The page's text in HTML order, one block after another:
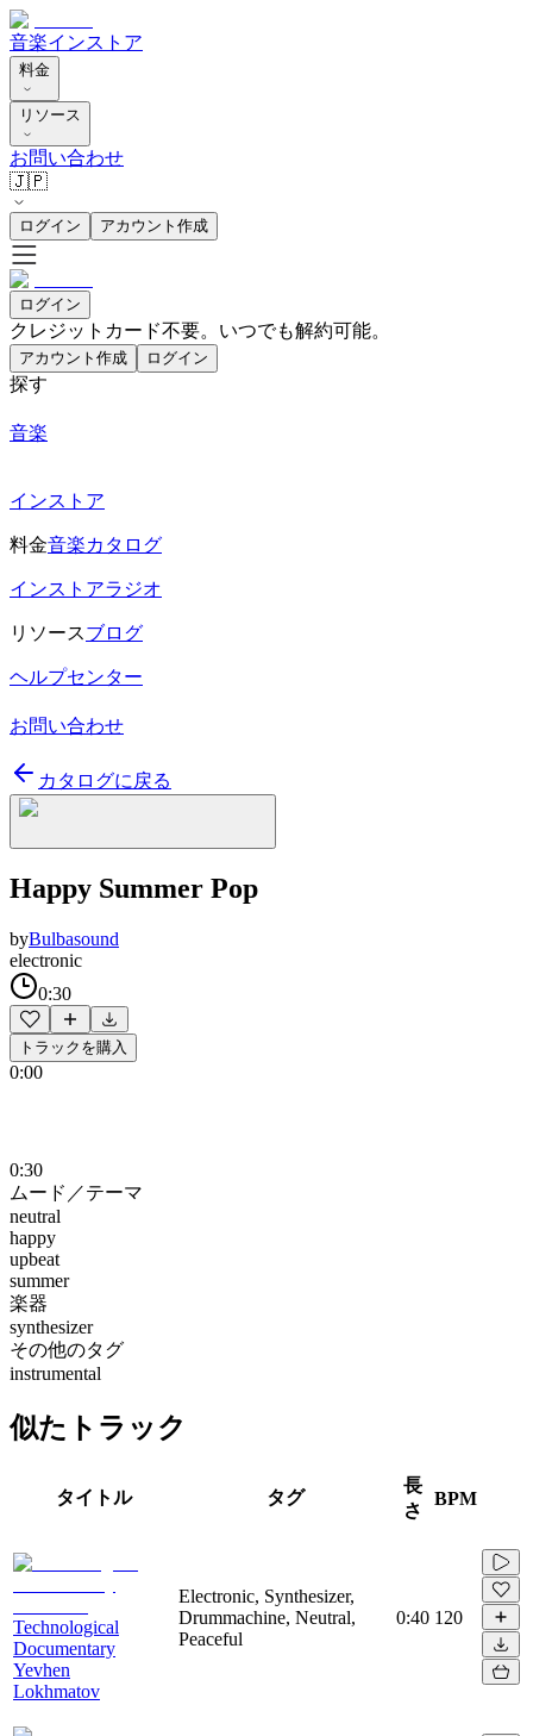
音楽インストア
料金
リソース
お問い合わせ
🇯🇵
ログイン アカウント作成
ログイン
クレジットカード不要。いつでも解約可能。
アカウント作成 ログイン
探す
音楽
インストア
料金音楽カタログ
インストアラジオ
リソースブログ
ヘルプセンター
お問い合わせ
カタログに戻る
Happy Summer Pop
byBulbasound
electronic
0:30
トラックを購入
0:00
0:30
ムード／テーマ
neutral
happy
upbeat
summer
楽器
synthesizer
その他のタグ
instrumental
似たトラック
タイトル タグ
長
さ
BPM
Technological
Documentary
Yevhen
Lokhmatov
Electronic, Synthesizer,
Drummachine, Neutral,
Peaceful
0:40 120